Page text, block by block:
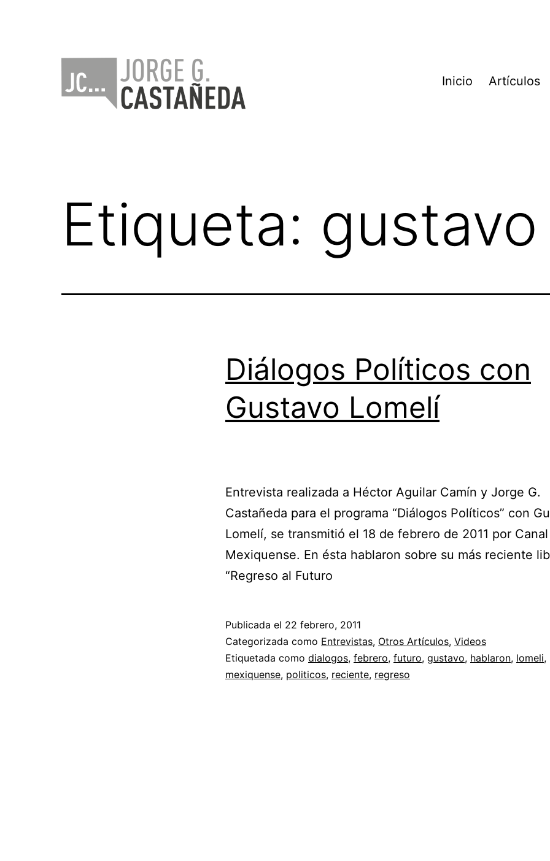
Inicio Artículos
Etiqueta: gustavo
Diálogos Políticos con
Gustavo Lomelí
Entrevista realizada a Héctor Aguilar Camín y Jorge G.
Castañeda para el programa “Diálogos Políticos” con
Lomelí, se transmitió el 18 de febrero de 2011 por
Mexiquense. En ésta hablaron sobre su más reciente
“Regreso al Futuro
Publicada el 22 febrero, 2011
Categorizada como Entrevistas, Otros Artículos, Videos
Etiquetada como dialogos, febrero, futuro, gustavo, hablaron, lomeli,
mexiquense, politicos, reciente, regreso